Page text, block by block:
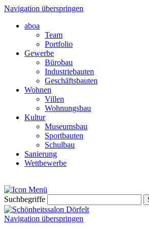
Navigation überspringen
aboa
Team
Portfolio
Gewerbe
Bürobau
Industriebauten
Geschäftsbauten
Wohnen
Villen
Wohnungsbau
Kultur
Museumsbau
Sportbauten
Schulbau
Sanierung
Wettbewerbe
Suchbegriffe
Navigation überspringen